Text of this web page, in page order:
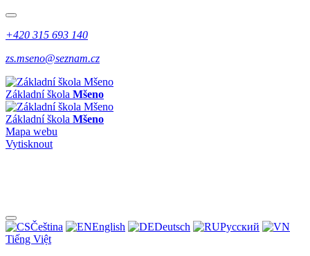
+420 315 693 140
zs.mseno@seznam.cz
Základní škola Mšeno
Základní škola Mšeno
Mapa webu
Vytisknout
Čeština English Deutsch
Pусский
Tiếng Việt